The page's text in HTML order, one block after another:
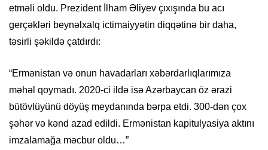
etməli oldu. Prezident İlham Əliyev çıxışında bu acı
gerçəkləri beynəlxalq ictimaiyyətin diqqətinə bir daha,
təsirli şəkildə çatdırdı:
“Ermənistan və onun havadarları xəbərdarlıqlarımıza
məhəl qoymadı. 2020-ci ildə isə Azərbaycan öz ərazi
bütövlüyünü döyüş meydanında bərpa etdi. 300-dən çox
şəhər və kənd azad edildi. Ermənistan kapitulyasiya aktını
imzalamağa məcbur oldu…”